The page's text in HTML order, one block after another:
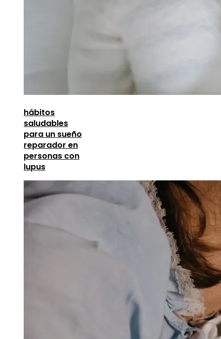
hábitos
saludables
para un sueño
reparador en
personas con
lupus